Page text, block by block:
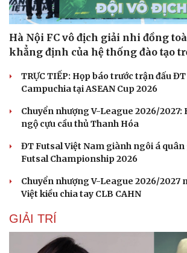
Sức khỏe
Cây thuốc
Sản phụ khoa
Nam khoa
Làm đẹp - giảm cân
Phòng mạch online
Đời sống
Blog
Hà Nội FC vô địch giải nhi đồng
khẳng định của hệ thống đào tạo
TRỰC TIẾP: Họp báo trước trận đấu
Campuchia tại ASEAN Cup 2026
Chuyển nhượng V-League 2026/2027:
ngộ cựu cầu thủ Thanh Hóa
ĐT Futsal Việt Nam giành ngôi á
Futsal Championship 2026
Chuyển nhượng V-League 2026/2027
Việt kiều chia tay CLB CAHN
GIẢI TRÍ